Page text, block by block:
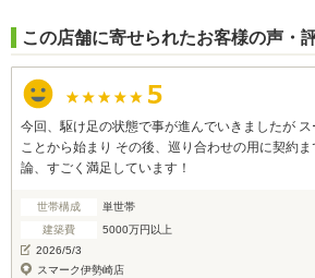
この店舗に寄せられたお客様の声・
今回、駆け足の状態で事が進んでいきましたが
ことから始まり その後、巡り合わせの用に契約
論、すごく満足しています！
世帯構成
単世帯
建築費
5000万円以上
2026/5/3
スマーク伊勢崎店